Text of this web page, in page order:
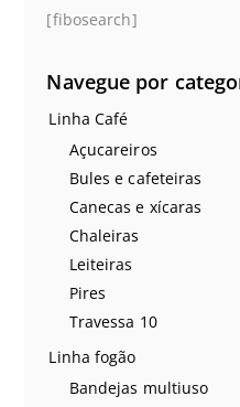
[fibosearch]
Navegue por
Linha Café
Açucareiros
Bules e cafeteiras
Canecas e xícaras
Chaleiras
Leiteiras
Pires
Travessa 10
Linha fogão
Bandejas multiuso